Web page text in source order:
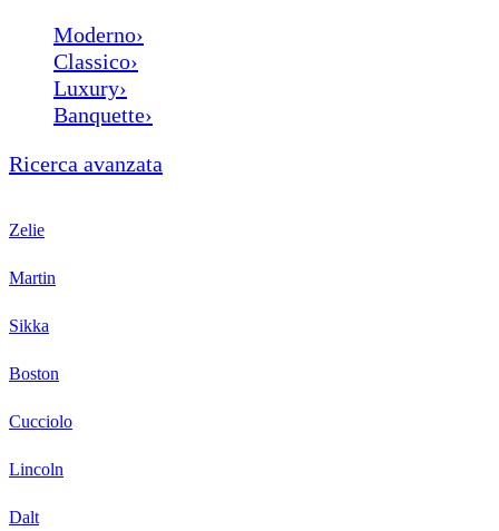
Moderno›
Classico›
Luxury›
Banquette›
Ricerca avanzata
Zelie
Martin
Sikka
Boston
Cucciolo
Lincoln
Dalt